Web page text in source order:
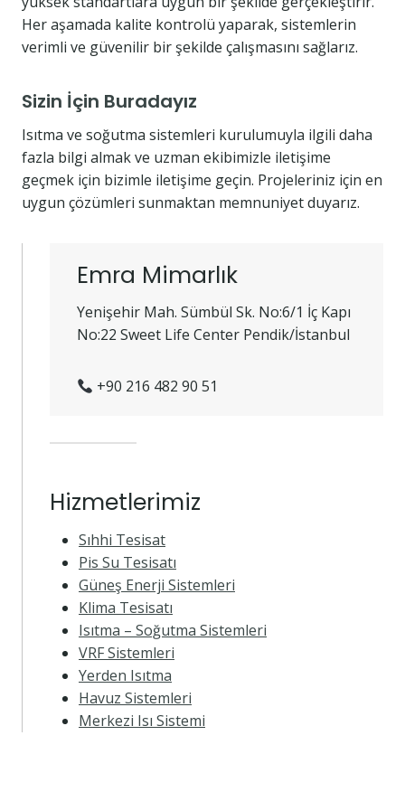
Her aşamada kalite kontrolü yaparak, sistemlerin
verimli ve güvenilir bir şekilde çalışmasını sağlarız.
Sizin İçin Buradayız
Isıtma ve soğutma sistemleri kurulumuyla ilgili daha
fazla bilgi almak ve uzman ekibimizle iletişime
geçmek için bizimle iletişime geçin. Projeleriniz için en
uygun çözümleri sunmaktan memnuniyet duyarız.
Emra Mimarlık
Yenişehir Mah. Sümbül Sk. No:6/1 İç Kapı
No:22 Sweet Life Center Pendik/İstanbul
+90 216 482 90 51
Hizmetlerimiz
Sıhhi Tesisat
Pis Su Tesisatı
Güneş Enerji Sistemleri
Klima Tesisatı
Isıtma – Soğutma Sistemleri
VRF Sistemleri
Yerden Isıtma
Havuz Sistemleri
Merkezi Isı Sistemi